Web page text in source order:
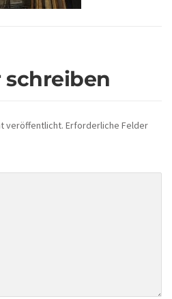
veröffentlicht. Erforderliche Felder